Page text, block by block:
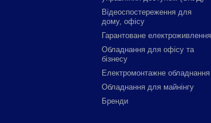
Відеоспостереження для
дому, офісу
Гарантоване електроживлення
Обладнання для офісу та
бізнесу
Електромонтажне обладнання
Обладнання для майнінгу
Бренди